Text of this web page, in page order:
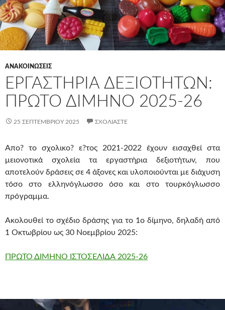
ΑΝΑΚΟΙΝΩΣΕΙΣ
ΕΡΓΑΣΤΉΡΙΑ ΔΕΞΙΟΤΉΤΩΝ:
ΠΡΏΤΟ ΔΊΜΗΝΟ 2025-26
25 ΣΕΠΤΕΜΒΡΊΟΥ 2025 ΣΧΟΛΙΆΣΤΕ
Απο? το σχολικο? ε?τος 2021-2022 έχουν εισαχθεί στα
μειονοτικά σχολεία τα εργαστήρια δεξιοτήτων, που
αποτελούν δράσεις σε 4 άξονες και υλοποιούνται με διάχυση
τόσο στο ελληνόγλωσσο όσο και στο τουρκόγλωσσο
πρόγραμμα.
Ακολουθεί το σχέδιο δράσης για το 1ο δίμηνο, δηλαδή από
1 Οκτωβρίου ως 30 Νοεμβρίου 2025:
ΠΡΩΤΟ ΔΙΜΗΝΟ ΙΣΤΟΣΕΛΙΔΑ 2025-26